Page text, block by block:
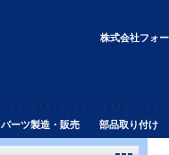
株式会社フォ
パーツ製造・販売 部品取り付